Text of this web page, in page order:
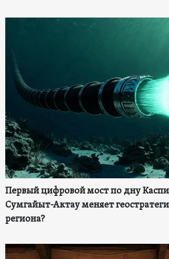
Первый цифровой мост по дну
Сумгайыт-Актау меняет
региона?